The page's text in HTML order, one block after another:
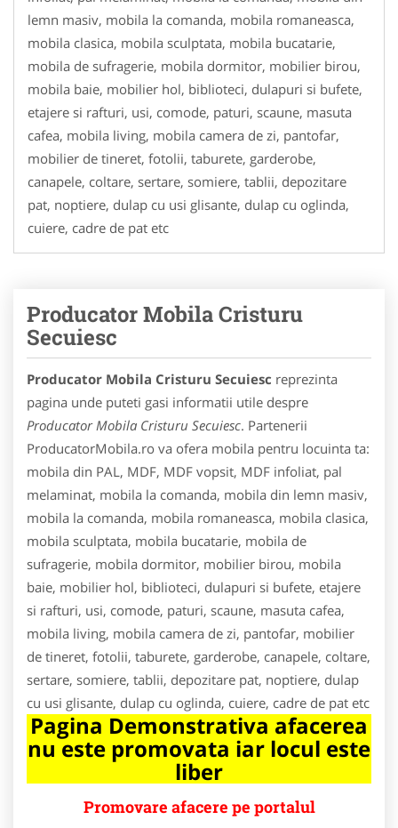
lemn masiv, mobila la comanda, mobila romaneasca,
mobila clasica, mobila sculptata, mobila bucatarie,
mobila de sufragerie, mobila dormitor, mobilier birou,
mobila baie, mobilier hol, biblioteci, dulapuri si bufete,
etajere si rafturi, usi, comode, paturi, scaune, masuta
cafea, mobila living, mobila camera de zi, pantofar,
mobilier de tineret, fotolii, taburete, garderobe,
canapele, coltare, sertare, somiere, tablii, depozitare
pat, noptiere, dulap cu usi glisante, dulap cu oglinda,
cuiere, cadre de pat etc
Producator Mobila Cristuru
Secuiesc
Producator Mobila Cristuru Secuiesc reprezinta
pagina unde puteti gasi informatii utile despre
Producator Mobila Cristuru Secuiesc. Partenerii
ProducatorMobila.ro va ofera mobila pentru locuinta ta:
mobila din PAL, MDF, MDF vopsit, MDF infoliat, pal
melaminat, mobila la comanda, mobila din lemn masiv,
mobila la comanda, mobila romaneasca, mobila clasica,
mobila sculptata, mobila bucatarie, mobila de
sufragerie, mobila dormitor, mobilier birou, mobila
baie, mobilier hol, biblioteci, dulapuri si bufete, etajere
si rafturi, usi, comode, paturi, scaune, masuta cafea,
mobila living, mobila camera de zi, pantofar, mobilier
de tineret, fotolii, taburete, garderobe, canapele, coltare,
sertare, somiere, tablii, depozitare pat, noptiere, dulap
cu usi glisante, dulap cu oglinda, cuiere, cadre de pat etc
Pagina Demonstrativa afacerea
nu este promovata iar locul este
liber
Promovare afacere pe portalul